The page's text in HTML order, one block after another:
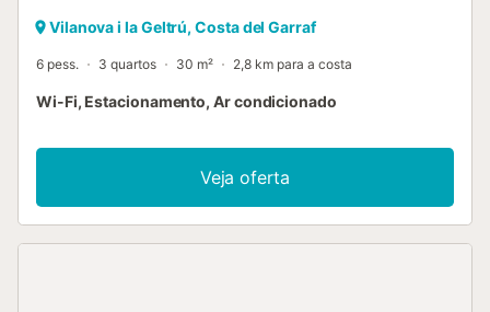
Vilanova i la Geltrú, Costa del Garraf
6 pess. 3 quartos 30 m² 2,8 km para a costa
Wi-Fi, Estacionamento, Ar condicionado
Veja oferta